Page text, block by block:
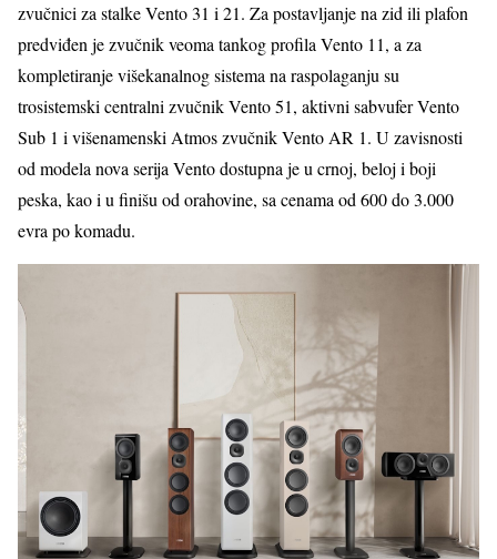
zvučnici za stalke Vento 31 i 21. Za postavljanje na zid ili plafon
predviđen je zvučnik veoma tankog profila Vento 11, a za
kompletiranje višekanalnog sistema na raspolaganju su
trosistemski centralni zvučnik Vento 51, aktivni sabvufer Vento
Sub 1 i višenamenski Atmos zvučnik Vento AR 1. U zavisnosti
od modela nova serija Vento dostupna je u crnoj, beloj i boji
peska, kao i u finišu od orahovine, sa cenama od 600 do 3.000
evra po komadu.